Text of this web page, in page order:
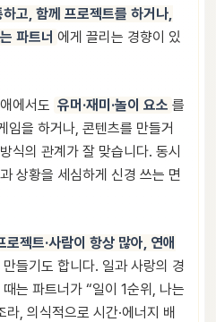
고, 함께 프로젝트를 하거나,
파트너 에게 끌리는 경향이 있
에서도 유머·재미·놀이 요소 를
임을 하거나, 콘텐츠를 만들거
식의 관계가 잘 맞습니다. 동시
상황을 세심하게 신경 쓰는 면
로젝트·사람이 항상 많아, 연애
만들기도 합니다. 일과 사랑의 경
는 파트너가 “일이 1순위, 나는
, 의식적으로 시간·에너지 배